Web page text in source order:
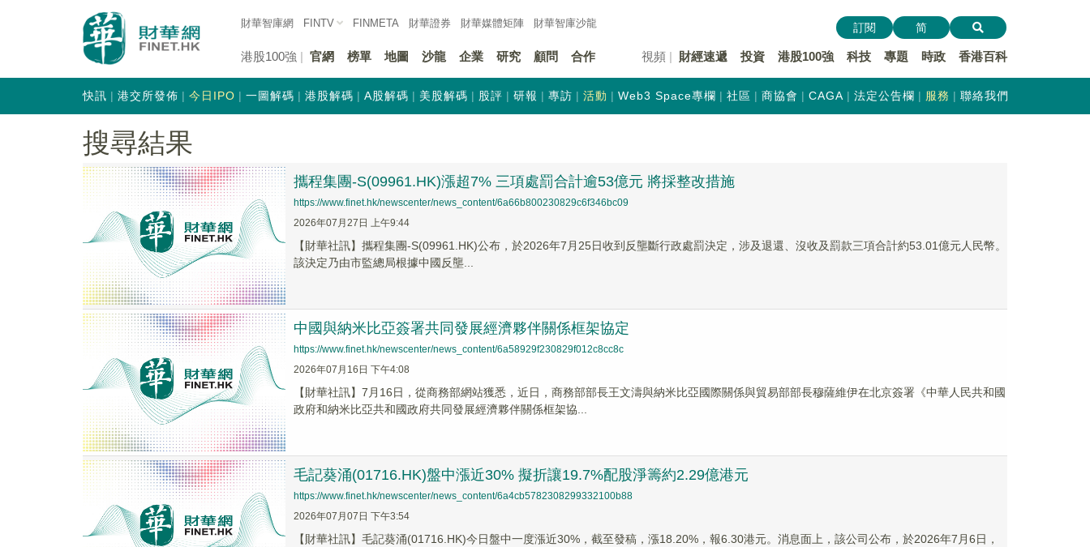
財華智庫網 FINTV FINMETA 財華證券 財華媒體矩陣 財華智庫沙龍
港股100強 官網 榜單 地圖 沙龍 企業 研究 顧問 合作 視頻 財經速遞 投資 港股100強 科技 專題 時政 香港百科
訂閱 简
快訊 港交所發佈 今日IPO 一圖解碼 港股解碼 A股解碼 美股解碼 股評 研報 專訪 活動 Web3 Space專欄 社區 商協會 CAGA 法定公告欄 服務 聯絡我們
搜尋結果
攜程集團-S(09961.HK)漲超7% 三項處罰合計逾53億元 將採整改措施
https://www.finet.hk/newscenter/news_content/6a66b800230829c6f346bc09
2026年07月27日 上午9:44
【財華社訊】攜程集團-S(09961.HK)公布，於2026年7月25日收到反壟斷行政處罰決定，涉及退還、沒收及罰款三項合計約53.01億元人民幣。
該決定乃由市監總局根據中國反壟...
中國與納米比亞簽署共同發展經濟夥伴關係框架協定
https://www.finet.hk/newscenter/news_content/6a58929f230829f012c8cc8c
2026年07月16日 下午4:08
【財華社訊】7月16日，從商務部網站獲悉，近日，商務部部長王文濤與納米比亞國際關係與貿易部部長穆薩維伊在北京簽署《中華人民共和國
政府和納米比亞共和國政府共同發展經濟夥伴關係框架協...
毛記葵涌(01716.HK)盤中漲近30% 擬折讓19.7%配股淨籌約2.29億港元
https://www.finet.hk/newscenter/news_content/6a4cb5782308299332100b88
2026年07月07日 下午3:54
【財華社訊】毛記葵涌(01716.HK)今日盤中一度漲近30%，截至發稿，漲18.20%，報6.30港元。消息面上，該公司公布，於2026年7月6日，